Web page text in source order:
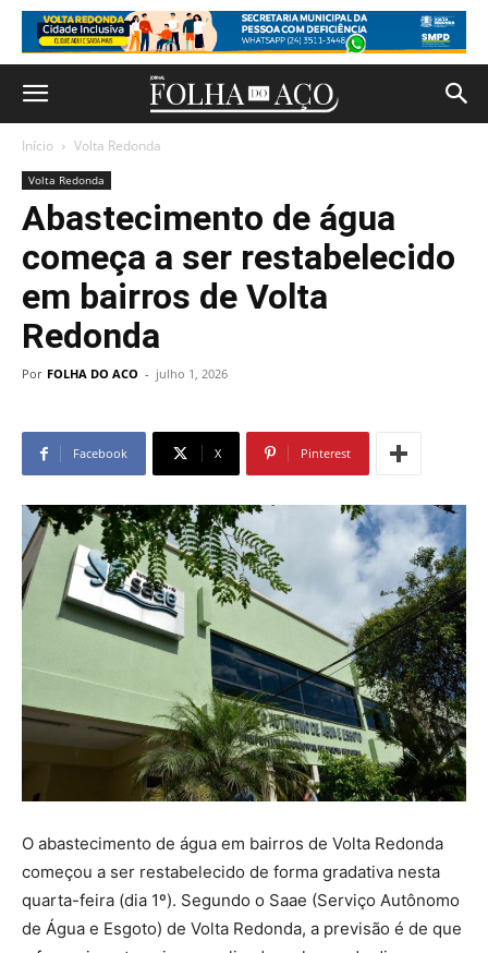
Início Volta Redonda
Volta Redonda
Abastecimento de água
começa a ser restabelecido
em bairros de Volta
Redonda
Por FOLHA DO ACO - julho 1, 2026
Facebook X Pinterest
O abastecimento de água em bairros de Volta Redonda
começou a ser restabelecido de forma gradativa nesta
quarta-feira (dia 1º). Segundo o Saae (Serviço Autônomo
de Água e Esgoto) de Volta Redonda, a previsão é de que